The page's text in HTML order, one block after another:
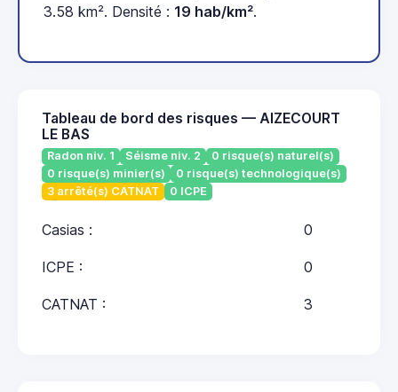
3.58 km². Densité : 19 hab/km².
Tableau de bord des risques — AIZECOURT
LE BAS
Radon niv. 1 Séisme niv. 2
0 risque(s) naturel(s)
0 risque(s) minier(s)
0 risque(s) technologique(s)
3 arrêté(s) CATNAT
0 ICPE
Casias : 0
ICPE : 0
CATNAT : 3